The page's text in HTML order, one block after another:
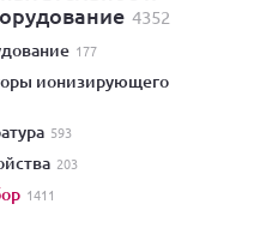
4352
177
593
203
1411